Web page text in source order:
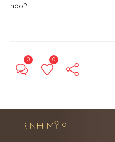
nào?
0 0
TRINH MỸ ®